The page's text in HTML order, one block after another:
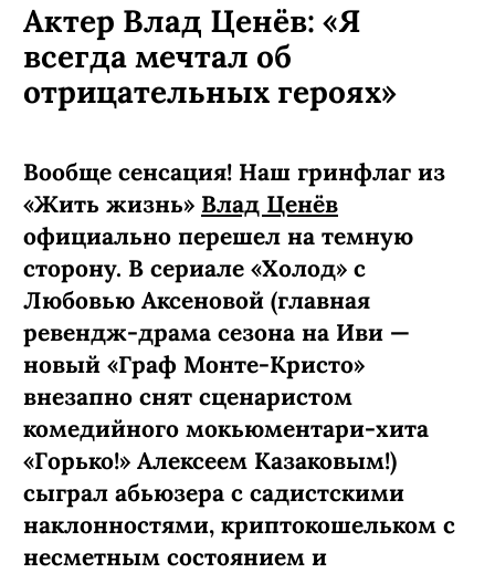
Актер Влад Ценёв: «Я
всегда мечтал об
отрицательных героях»
Вообще сенсация! Наш гринфлаг из
«Жить жизнь» Влад Ценёв
официально перешел на темную
сторону. В сериале «Холод» с
Любовью Аксеновой (главная
ревендж-­драма сезона на Иви —
новый «Граф Монте-­Кристо»
внезапно снят сценаристом
комедийного мокьюментари-хита
«Горько!» Алексеем Казаковым!)
сыграл абьюзера с садистскими
наклонностями, криптокошельком с
несметным состоянием и